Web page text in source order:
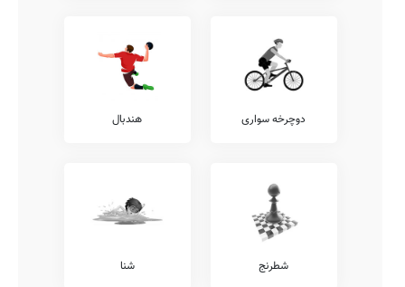
دوچرخه سواری هندبال
شطرنج شنا